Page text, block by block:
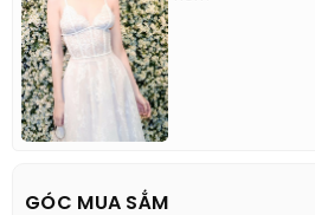
GÓC MUA SẮM